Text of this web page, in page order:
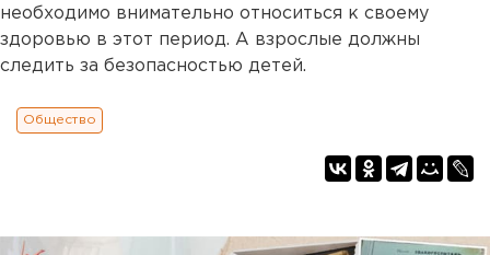
необходимо внимательно относиться к своему
здоровью в этот период. А взрослые должны
следить за безопасностью детей.
Общество